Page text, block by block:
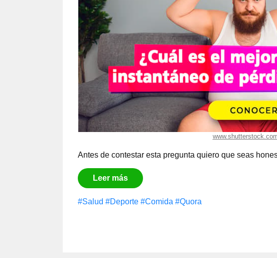
Antes de contestar esta pregunta quiero que seas
Leer más
#Salud #Deporte #Comida #Quora